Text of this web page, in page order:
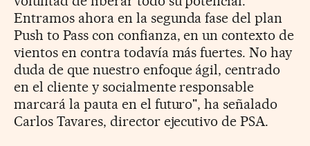
Entramos ahora en la segunda fase del plan
Push to Pass con confianza, en un contexto de
vientos en contra todavía más fuertes. No hay
duda de que nuestro enfoque ágil, centrado
en el cliente y socialmente responsable
marcará la pauta en el futuro", ha señalado
Carlos Tavares, director ejecutivo de PSA.